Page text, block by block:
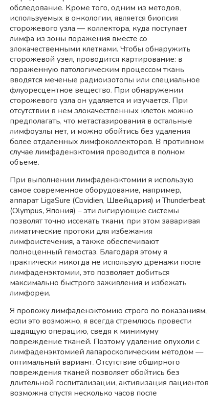
обследование. Кроме того, одним из методов,
используемых в онкологии, является биопсия
сторожевого узла — коллектора, куда поступает
лимфа из зоны поражения вместе со
злокачественными клетками. Чтобы обнаружить
сторожевой узел, проводится картирование: в
пораженную патологическим процессом ткань
вводятся меченые радиоизотопы или специальное
флуоресцентное вещество. При обнаружении
сторожевого узла он удаляется и изучается. При
отсутствии в нем злокачественных клеток можно
предполагать, что метастазирования в остальные
лимфоузлы нет, и можно обойтись без удаления
более отдаленных лимфоколлекторов. В противном
случае лимфаденэктомия проводится в полном
объеме.
При выполнении лимфаденэктомии я использую
самое современное оборудование, например,
аппарат LigaSure (Covidien, Швейцария) и Thunderbeat
(Olympus, Япония) – эти лигирующие системы
позволят точно иссекать ткани, при этом заваривая
лиматические протоки для избежания
лимфоистечения, а также обеспечивают
полноценный гемостаз. Благодаря этому я
практически никогда не использую дренажи после
лимфаденэктомии, это позволяет добиться
максимально быстрого заживления и избежать
лимфореи.
Я провожу лимфаденэктомию строго по показаниям,
если это возможно, я всегда стремлюсь провести
щадящую операцию, сведя к минимуму
повреждение тканей. Поэтому удаление опухоли с
лимфаденэктомией лапароскопическим методом —
оптимальный вариант. Отсутствие обширного
повреждения тканей позволяет обойтись без
длительной госпитализации, активизация пациентов
возможна спустя несколько часов после